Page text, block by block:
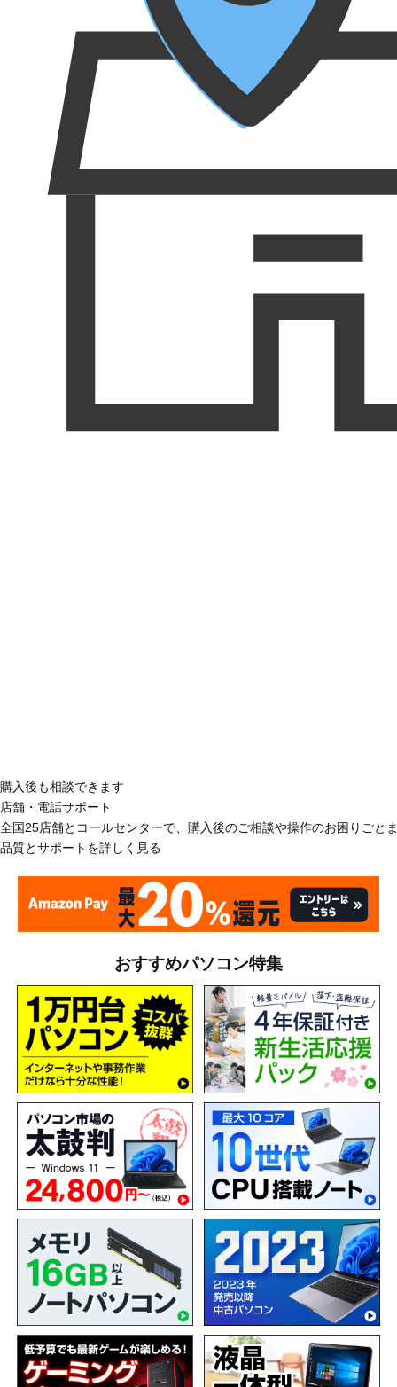
購入後も相談できます
店舗・電話サポート
全国25店舗とコールセンターで、購入後のご相談や操作のお困りごと
品質とサポートを詳しく見る
おすすめパソコン特集